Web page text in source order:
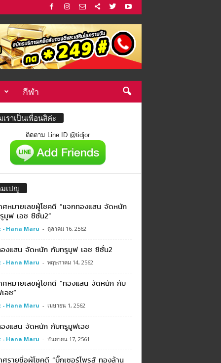
กีฬา
เราเป็นเพื่อนสิค่ะ
ติดตาม Line ID @tidjor
เปญ
ศหมายเลขผู้โชคดี “แจกทองแสน จัดหนัก
มูฟ เอช ซีซั่น2”
- Hana Maru - ตุลาคม 16, 2562
งแสน จัดหนัก กับทรูมูฟ เอช ซีซั่น2
- Hana Maru - พฤษภาคม 14, 2562
ศหมายเลขผู้โชคดี “ทองแสน จัดหนัก กับ
อช”
- Hana Maru - เมษายน 1, 2562
งแสน จัดหนัก กับทรูมูฟเอช
- Hana Maru - กันยายน 17, 2561
ศรายชื่อผู้โชคดี “บิ๊กเซอร์ไพรส์ ทองล้าน